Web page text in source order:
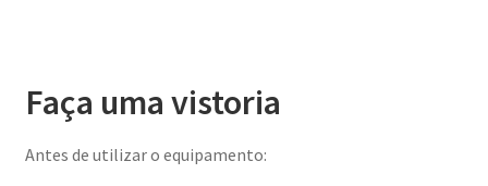
Faça uma vistoria
Antes de utilizar o equipamento: